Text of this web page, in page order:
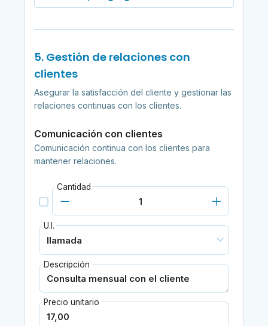
5. Gestión de relaciones con
clientes
Asegurar la satisfacción del cliente y gestionar las
relaciones continuas con los clientes.
Comunicación con clientes
Comunicación continua con los clientes para
mantener relaciones.
Cantidad
U.I.
Descripción
Precio unitario